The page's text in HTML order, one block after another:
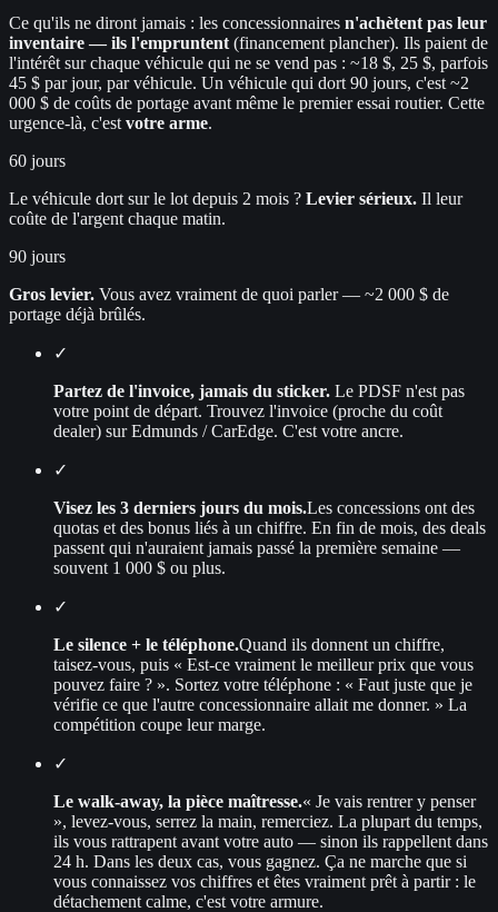
Ce qu'ils ne diront jamais : les concessionnaires n'achètent pas leur
inventaire — ils l'empruntent (financement plancher). Ils paient de
l'intérêt sur chaque véhicule qui ne se vend pas : ~18 $, 25 $, parfois
45 $ par jour, par véhicule. Un véhicule qui dort 90 jours, c'est ~2
000 $ de coûts de portage avant même le premier essai routier. Cette
urgence-là, c'est votre arme.
60 jours
Le véhicule dort sur le lot depuis 2 mois ? Levier sérieux. Il leur
coûte de l'argent chaque matin.
90 jours
Gros levier. Vous avez vraiment de quoi parler — ~2 000 $ de
portage déjà brûlés.
✓
Partez de l'invoice, jamais du sticker. Le PDSF n'est pas
votre point de départ. Trouvez l'invoice (proche du coût
dealer) sur Edmunds / CarEdge. C'est votre ancre.
✓
Visez les 3 derniers jours du mois.Les concessions ont des
quotas et des bonus liés à un chiffre. En fin de mois, des deals
passent qui n'auraient jamais passé la première semaine —
souvent 1 000 $ ou plus.
✓
Le silence + le téléphone.Quand ils donnent un chiffre,
taisez-vous, puis « Est-ce vraiment le meilleur prix que vous
pouvez faire ? ». Sortez votre téléphone : « Faut juste que je
vérifie ce que l'autre concessionnaire allait me donner. » La
compétition coupe leur marge.
✓
Le walk-away, la pièce maîtresse.« Je vais rentrer y penser
», levez-vous, serrez la main, remerciez. La plupart du temps,
ils vous rattrapent avant votre auto — sinon ils rappellent dans
24 h. Dans les deux cas, vous gagnez. Ça ne marche que si
vous connaissez vos chiffres et êtes vraiment prêt à partir : le
détachement calme, c'est votre armure.